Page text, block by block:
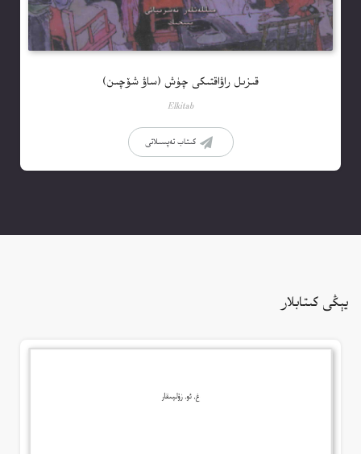
قىزىل راۋاقتىكى چۈش (ساۋ شۆچىن)
Elkitab
كىتاب تەپسىلاتى
يېڭى كىتابلار